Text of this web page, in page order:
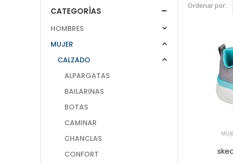
Ordenar por:
CATEGORÍAS
HOMBRES
MUJER
CALZADO
ALPARGATAS
BAILARINAS
BOTAS
CAMINAR
CHANCLAS
CONFORT